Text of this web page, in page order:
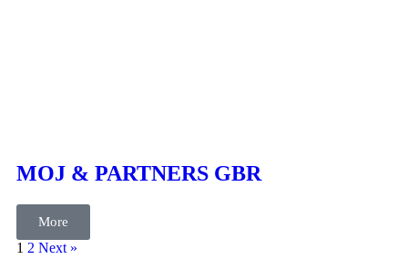
MOJ & PARTNERS GBR
More
1 2 Next »